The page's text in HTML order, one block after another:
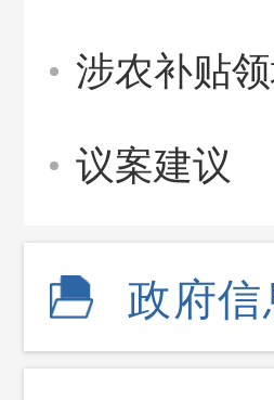
涉农补贴
议案建议
政府